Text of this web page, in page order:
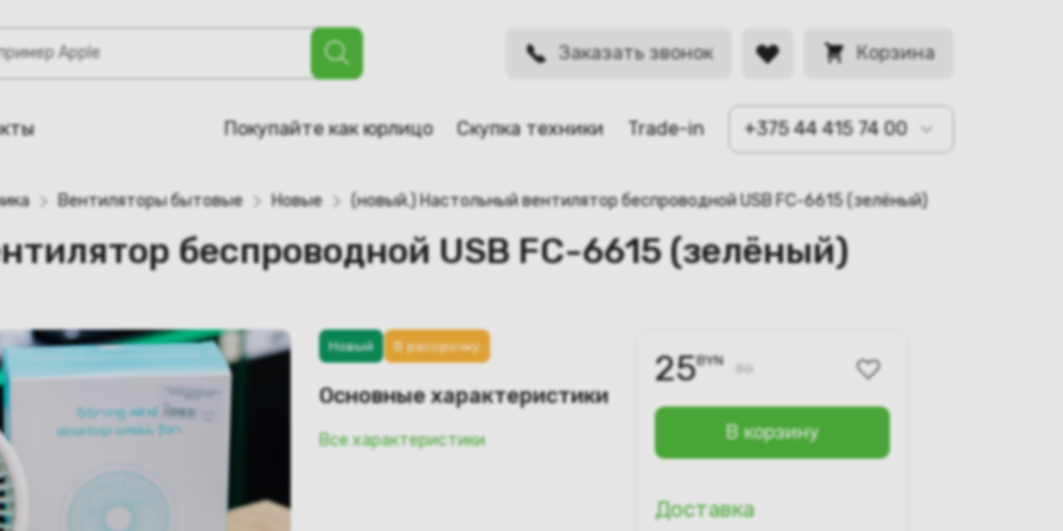
Заказать звонок Корзина
Покупайте как юрлицо Скупка техники Trade-in +375 44 415 74 00
USB FC-6615 (зелёный)
BYN
Вентиляторы бытовые Новые (новый.) Настольный вентилятор беспроводной USB FC-6615 (зелёный)
беспроводной USB FC-6615 (зелёный)
Новый В рассрочку
Основные характеристики
Все характеристики
25BYN 30
В корзину
Доставка